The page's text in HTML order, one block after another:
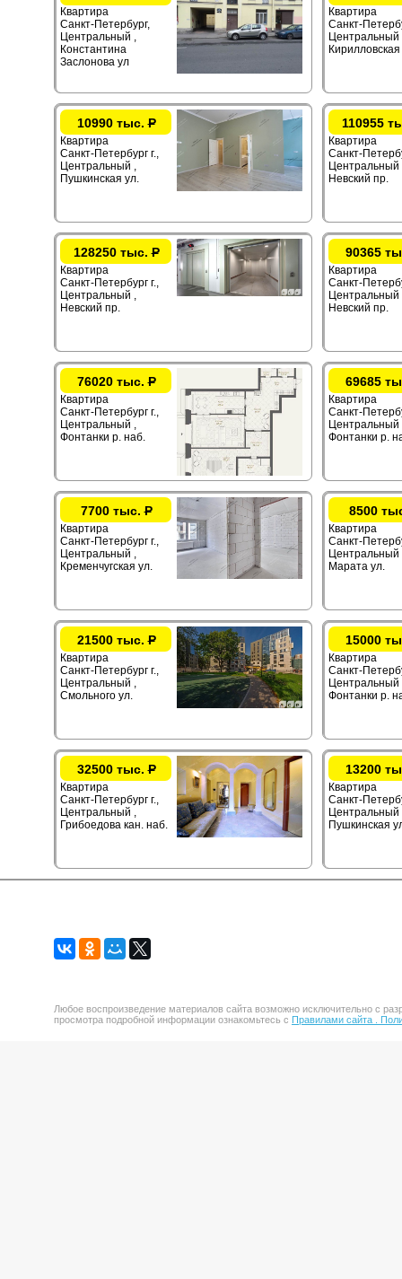
Квартира
Санкт-Петербург,
Центральный ,
Константина
Заслонова ул
Квартира
Санкт-
Центральный
Кирилловская
10990 тыс.Р
Квартира
Санкт-Петербург г.,
Центральный ,
Пушкинская ул.
110955
Квартира
Санкт-
Центральный
Невский пр.
128250 тыс.Р
Квартира
Санкт-Петербург г.,
Центральный ,
Невский пр.
90365
Квартира
Санкт-
Центральный
Невский пр.
76020 тыс.Р
Квартира
Санкт-Петербург г.,
Центральный ,
Фонтанки р. наб.
69685
Квартира
Санкт-
Центральный
Фонтанки р.
7700 тыс.Р
Квартира
Санкт-Петербург г.,
Центральный ,
Кременчугская ул.
8500
Квартира
Санкт-
Центральный
Марата ул.
21500 тыс.Р
Квартира
Санкт-Петербург г.,
Центральный ,
Смольного ул.
15000
Квартира
Санкт-
Центральный
Фонтанки р.
32500 тыс.Р
Квартира
Санкт-Петербург г.,
Центральный ,
Грибоедова кан. наб.
13200
Квартира
Санкт-
Центральный
Пушкинская
Любое воспроизведение материалов сайта возможно исключительно с
просмотра подробной информации ознакомьтесь с Правилами сайта .